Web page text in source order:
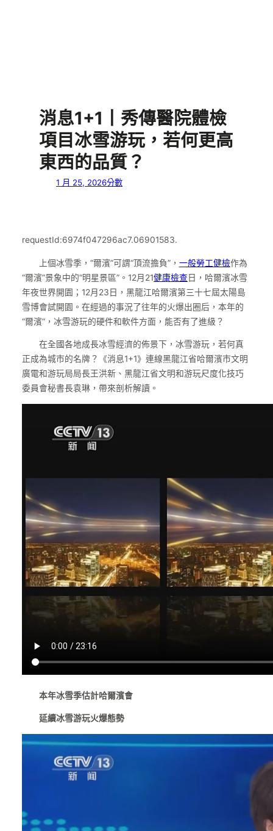
消息1+1丨秀傳醫院體檢
項目冰雪游玩，若何更高
東西的品質？
1 月 25, 2026分數
requestId:6974f047296ac7.06901583.
上個冰雪季，“爾濱”可謂“頂流擔負”， 一般勞工健檢作為
“爾濱”景象中的“明星景區”。12月21健康檢查 日，哈爾濱冰雪
年夜世界開園；12月23日，黑龍江哈爾濱第三十七屆太陽島
雪博會試開園。在經過的事況了往年的火爆出圈后，本年的
“爾濱”，冰雪游玩的硬件和軟件方面，能否有了進級？
在全國各地成長冰雪經濟的佈景下，冰雪游玩，若何真
正成為城市的名牌？《消息1+1》連線黑龍江省哈爾濱市文明
廣電和游玩局局長王洪新、黑龍江省文明和游玩尺度化技巧
委員會秘書長袁琳，帶來剖析解讀。
本年冰雪季估計哈爾濱會
延續冰雪游玩火爆態勢